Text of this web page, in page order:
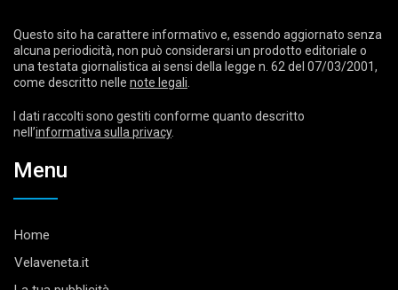
Questo sito ha carattere informativo e, essendo aggiornato senza
alcuna periodicità, non può considerarsi un prodotto editoriale o
una testata giornalistica ai sensi della legge n. 62 del 07/03/2001,
come descritto nelle note legali
I dati raccolti sono gestiti conforme quanto descritto
nell’informativa sulla privacy.
Menu
Home
Velaveneta.it